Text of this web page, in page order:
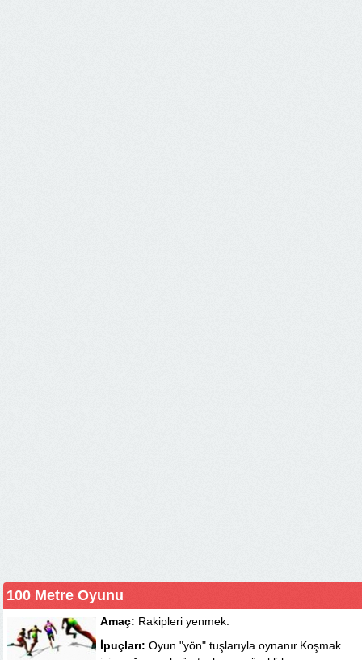
100 Metre Oyunu
Amaç: Rakipleri yenmek.
İpuçları: Oyun "yön" tuşlarıyla oynanır.Koşmak